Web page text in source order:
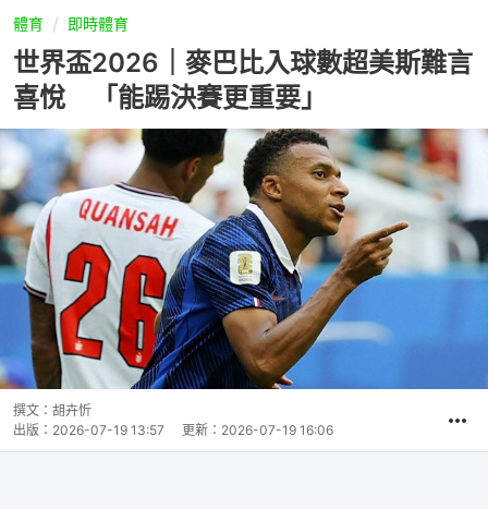
體育 即時體育
世界盃2026｜麥巴比入球數超美斯難言
喜悅 「能踢決賽更重要」
撰文： 胡卉忻
出版： 2026-07-19 13:57 更新： 2026-07-19 16:06